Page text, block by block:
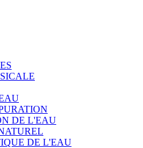
DE L'EAU
DE L'EAU